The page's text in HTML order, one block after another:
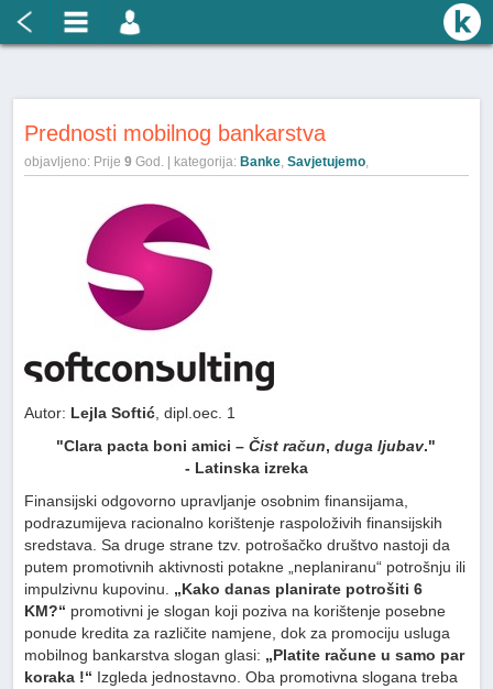
Prednosti mobilnog bankarstva
objavljeno: Prije9 God. | kategorija: Banke,Savjetujemo,
Autor: Lejla Softić , dipl.oec. 1
"Clara pacta boni amici –Čist račun,duga ljubav."
- Latinska izreka
Finansijski odgovorno upravljanje osobnim finansijama,
podrazumijeva racionalno korištenje raspoloživih finansijskih
sredstava. Sa druge strane tzv. potrošačko društvo nastoji da
putem promotivnih aktivnosti potakne „neplaniranu“ potrošnju ili
impulzivnu kupovinu.
„Kako danas planirate potrošiti 6
KM?“ promotivni je slogan koji poziva na korištenje posebne
ponude kredita za različite namjene, dok za promociju usluga
mobilnog bankarstva slogan glasi: „Platite račune u samo par
koraka !“ Izgleda jednostavno. Oba promotivna slogana treba